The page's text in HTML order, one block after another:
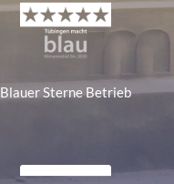
Blauer Sterne Betrieb